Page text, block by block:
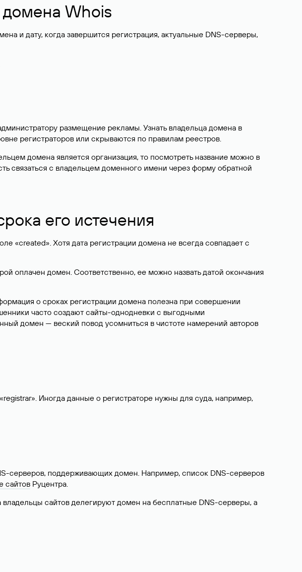
Whois
и дату, когда завершится регистрация, актуальные DNS-серверы,
размещение рекламы. Узнать владельца домена в
регистраторов или скрываются по правилам реестров.
домена является организация, то посмотреть название можно в
связаться с владельцем доменного имени через форму обратной
его истечения
«created». Хотя дата регистрации домена не всегда совпадает с
оплачен домен. Соответственно, ее можно назвать датой окончания
о сроках регистрации домена полезна при совершении
часто создают сайты-однодневки с выгодными
домен — веский повод усомниться в чистоте намерений авторов
Иногда данные о регистраторе нужны для суда, например,
серверов, поддерживающих домен. Например, список DNS-серверов
сайтов Руцентра.
сайтов делегируют домен на бесплатные DNS-серверы, а